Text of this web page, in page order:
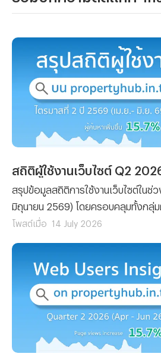
สรุปข้อมูลสถิติการใช้งานเว็บไซต์ในช่ว
มิถุนายน 2569) โดยครอบคลุมทั้งกลุ่มผู้ที่กำลังมองหาเพื่อเช่า
หรือซื้อ รวมไปถึงนายหน้าที่ต้องการวิเ
โพสต์เมื่อ 14 July 2026